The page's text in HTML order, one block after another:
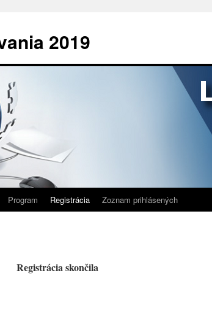
2019
Program Registrácia Zoznam prihlásených
Registrácia skončila